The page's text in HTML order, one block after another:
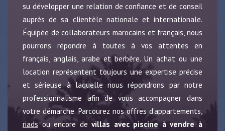
su développer une relation de confiance et de conseil
auprès de sa clientèle nationale et internationale.
Équipée de collaborateurs marocains et français, nous
pourrons répondre à toutes à vos attentes en
français, anglais, arabe et berbère. Un achat ou une
location représentent toujours une expertise précise
et sérieuse à laquelle nous répondrons par notre
professionnalisme afin de vous accompagner dans
votre démarche. Parcourez nos offres d'appartements,
riads ou encore devillas avec piscine à vendre à